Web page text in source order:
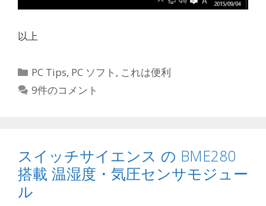
以上
カ
テ
PC Tips, PC ソフト , これは便利
9件のコメント
スイッチサイエンス の BME280
搭載 温湿度・気圧センサモジュー
ル